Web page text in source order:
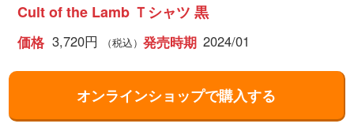
Cult of the Lamb Ｔシャツ 黒
価格 3,720円 （税込） 発売時期 2024/01
オンラインショップで購入する